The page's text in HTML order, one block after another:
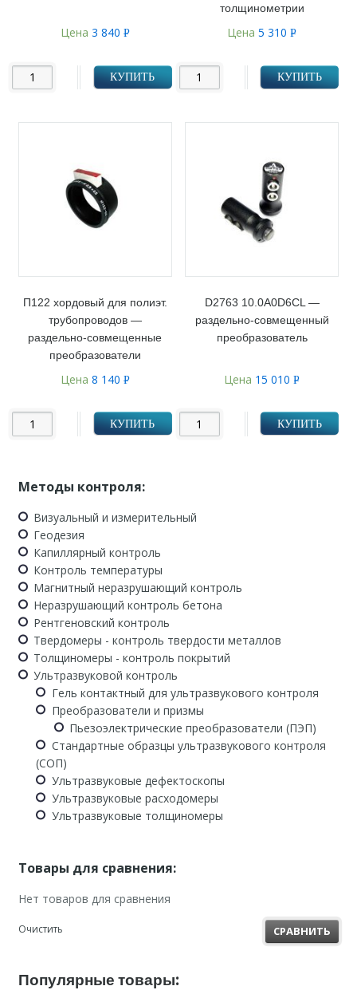
Цена 3 840 Р
КУПИТЬ
толщинометрии
Цена5 310Р
КУПИТЬ
П122 хордовый для полиэт.
трубопроводов —
раздельно-совмещенные
преобразователи
Цена 8 140 Р
КУПИТЬ
D2763 10.0A0D6CL —
раздельно-совмещенный
преобразователь
Цена 15 010Р
КУПИТЬ
Методы контроля:
Визуальный и измерительный
Геодезия
Капиллярный контроль
Контроль температуры
Магнитный неразрушающий контроль
Неразрушающий контроль бетона
Рентгеновский контроль
Твердомеры - контроль твердости металлов
Толщиномеры - контроль покрытий
Ультразвуковой контроль
Гель контактный для ультразвукового контроля
Преобразователи и призмы
Пьезоэлектрические преобразователи (ПЭП)
Стандартные образцы ультразвукового контроля
(СОП)
Ультразвуковые дефектоскопы
Ультразвуковые расходомеры
Ультразвуковые толщиномеры
Товары для сравнения:
Нет товаров для сравнения
Очистить СРАВНИТЬ
Популярные товары: